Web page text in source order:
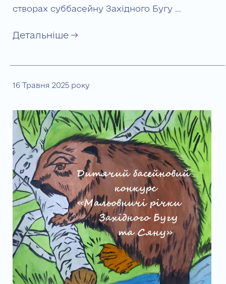
створах суббасейну Західного Бугу …
Детальніше →
16 Травня 2025 року